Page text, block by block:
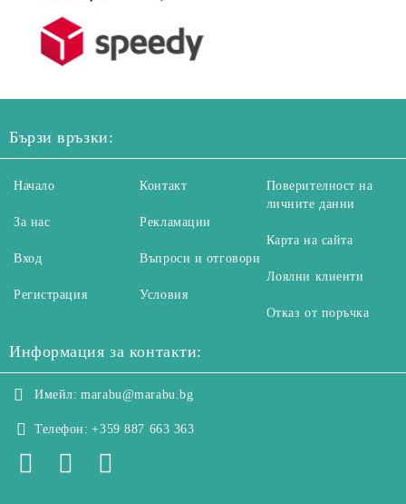
Бързи връзки:
Начало
За нас
Вход
Регистрация
Контакт
Рекламации
Въпроси и отговори
Условия
Поверителност на
личните данни
Карта на сайта
Лоялни клиенти
Отказ от поръчка
Информация за контакти:
Имейл: marabu@marabu.bg
Телефон: +359 887 663 363